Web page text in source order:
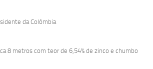
da Colômbia
8 metros com teor de 6,54% de zinco e chumbo